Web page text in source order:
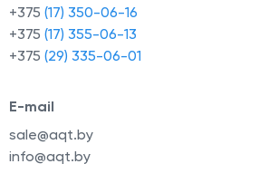
+375 (17) 350-06-16
+375 (17) 355-06-13
+375 (29) 335-06-01
E-mail
sale@aqt.by
info@aqt.by